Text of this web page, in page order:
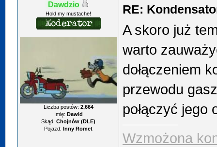
Dawdzio
Hold my mustache!
Liczba postów: 2,664
Imię: Dawid
Skąd: Chojnów (DLE)
Pojazd: Inny Romet
RE:
A skoro już
warto
dołączeniem
przewodu
połączyć jego
Wzmożona